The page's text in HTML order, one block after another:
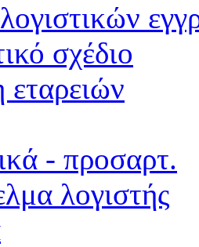
σχέδιο
εταρειών
- προσαρτ.
λογιστής